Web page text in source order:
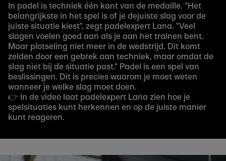
In padel is techniek één kant van de medaille. "Het
belangrijkste in het spel is of je dejuiste slag voor de
juiste situatie kiest", zegt padelexpert Lana. "Veel
slagen voelen goed aan als je aan het trainen bent.
Maar plotseling niet meer in de wedstrijd. Dit komt
zelden door een gebrek aan techniek, maar omdat de
slag niet bij de situatie past." Padel is een spel van
beslissingen. Dit is precies waarom je moet weten
wanneer je welke slag moet doen.
👉 In de video laat padelexpert Lana zien hoe je
spelsituaties kunt herkennen en op de juiste manier
kunt reageren.